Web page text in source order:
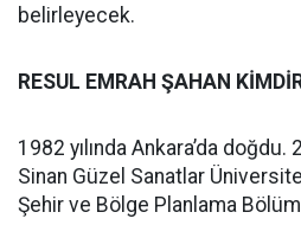
belirleyecek.
RESUL EMRAH ŞAHAN
1982 yılında Ankara’da doğdu.
Sinan Güzel Sanatlar
Şehir ve Bölge Planlama